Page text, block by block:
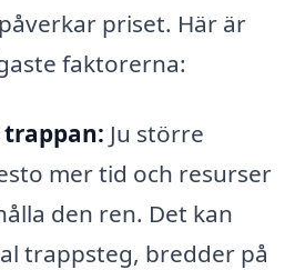
priset. Här är
faktorerna:
trappan: Ju större
mer tid och resurser
den ren. Det kan
trappsteg, bredder på